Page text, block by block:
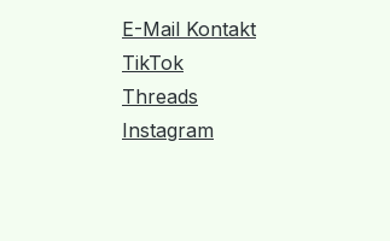
E-Mail Kontakt
TikTok
Threads
Instagram